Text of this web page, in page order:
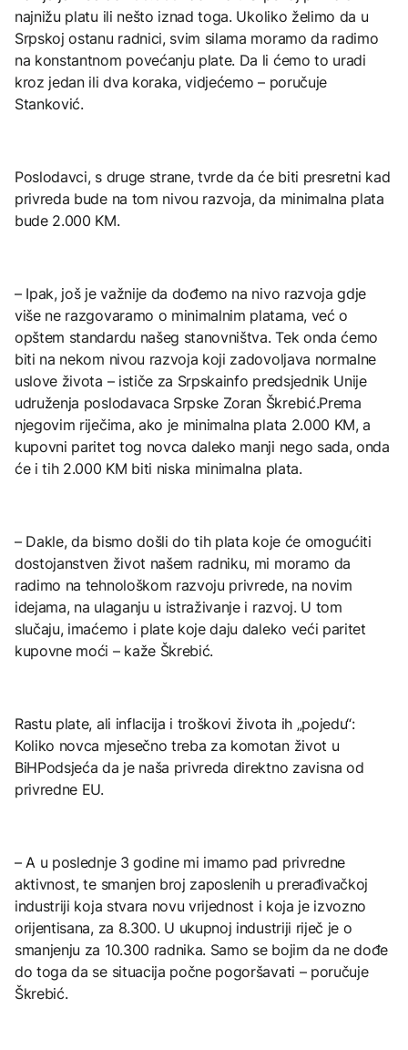
najnižu platu ili nešto iznad toga. Ukoliko želimo da u
Srpskoj ostanu radnici, svim silama moramo da radimo
na konstantnom povećanju plate. Da li ćemo to uradi
kroz jedan ili dva koraka, vidjećemo – poručuje
Stanković.
Poslodavci, s druge strane, tvrde da će biti presretni kad
privreda bude na tom nivou razvoja, da minimalna plata
bude 2.000 KM.
– Ipak, još je važnije da dođemo na nivo razvoja gdje
više ne razgovaramo o minimalnim platama, već o
opštem standardu našeg stanovništva. Tek onda ćemo
biti na nekom nivou razvoja koji zadovoljava normalne
uslove života – ističe za Srpskainfo predsjednik Unije
udruženja poslodavaca Srpske Zoran Škrebić.Prema
njegovim riječima, ako je minimalna plata 2.000 KM, a
kupovni paritet tog novca daleko manji nego sada, onda
će i tih 2.000 KM biti niska minimalna plata.
– Dakle, da bismo došli do tih plata koje će omogućiti
dostojanstven život našem radniku, mi moramo da
radimo na tehnološkom razvoju privrede, na novim
idejama, na ulaganju u istraživanje i razvoj. U tom
slučaju, imaćemo i plate koje daju daleko veći paritet
kupovne moći – kaže Škrebić.
Rastu plate, ali inflacija i troškovi života ih „pojedu“:
Koliko novca mjesečno treba za komotan život u
BiHPodsjeća da je naša privreda direktno zavisna od
privredne EU.
– A u poslednje 3 godine mi imamo pad privredne
aktivnost, te smanjen broj zaposlenih u prerađivačkoj
industriji koja stvara novu vrijednost i koja je izvozno
orijentisana, za 8.300. U ukupnoj industriji riječ je o
smanjenju za 10.300 radnika. Samo se bojim da ne dođe
do toga da se situacija počne pogoršavati – poručuje
Škrebić.